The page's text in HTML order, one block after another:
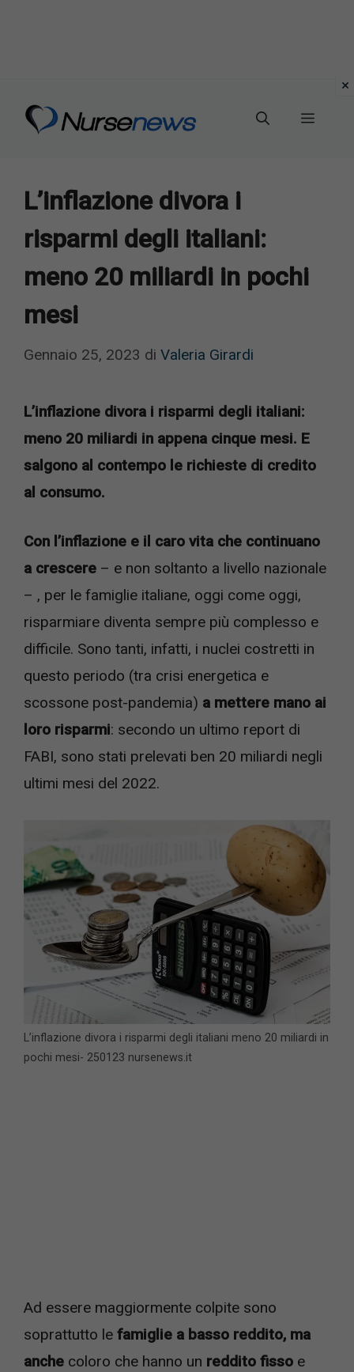
Menu
L’inflazione divora i
risparmi degli italiani:
meno 20 miliardi in pochi
mesi
Gennaio 25, 2023 di Valeria Girardi
L’inflazione divora i risparmi degli italiani:
meno 20 miliardi in appena cinque mesi. E
salgono al contempo le richieste di credito
al consumo.
Con l’inflazione e il caro vita che continuano
a crescere – e non soltanto a livello nazionale
– , per le famiglie italiane, oggi come oggi,
risparmiare diventa sempre più complesso e
difficile. Sono tanti, infatti, i nuclei costretti in
questo periodo (tra crisi energetica e
scossone post-pandemia) a mettere mano ai
loro risparmi: secondo un ultimo report di
FABI, sono stati prelevati ben 20 miliardi negli
ultimi mesi del 2022.
L’inflazione divora i risparmi degli italiani meno 20 miliardi in
pochi mesi- 250123 nursenews.it
Ad essere maggiormente colpite sono
soprattutto le famiglie a basso reddito, ma
anche coloro che hanno un reddito fisso e